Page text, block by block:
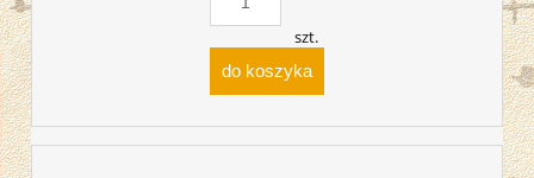
szt.
do koszyka